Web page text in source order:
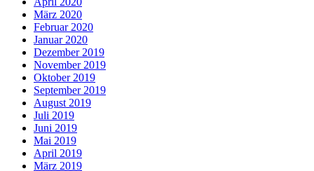
März 2020
Februar 2020
Januar 2020
Dezember 2019
November 2019
Oktober 2019
September 2019
August 2019
Juli 2019
Juni 2019
Mai 2019
April 2019
März 2019